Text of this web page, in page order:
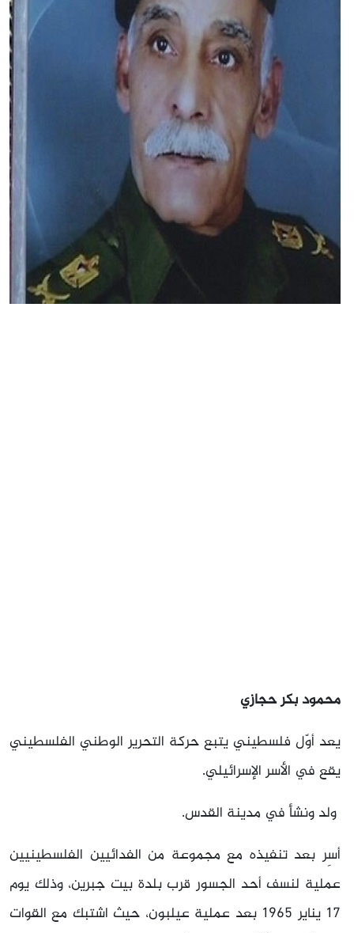
محمود بكر حجازي
يعد أوّل فلسطيني يتبع حركة التحرير الوطني الفلسطيني
يقع في الأسر الإسرائيلي.
ولد ونشأ في مدينة القدس.
أسِر بعد تنفيذه مع مجموعة من الفدائيين الفلسطينيين
عملية لنسف أحد الجسور قرب بلدة بيت جبرين، وذلك يوم
17 يناير 1965 بعد عملية عيلبون، حيث اشتبك مع القوات